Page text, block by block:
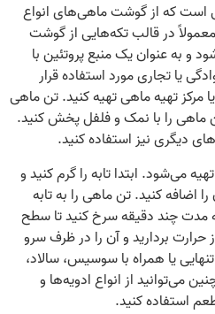
که از گوشت ماهی‌های انواع
در قالب تکه‌هایی از گوشت
به عنوان یک منبع پروتئین با
خانوادگی یا تجاری مورد استفاده قرار
مرکز تهیه ماهی تهیه کنید. تن ماهی
ماهی را با نمک و فلفل پخش کنید.
دیگری نیز استفاده کنید.
تهیه می‌شود. ابتدا تابه را گرم کنید و
اضافه کنید. تن ماهی را به تابه
مدت چند دقیقه سرخ کنید تا سطح
بردارید و آن را در ظرف سرو
یا همراه با سوسیس، سالاد،
می‌توانید از انواع ادویه‌ها و
استفاده کنید.